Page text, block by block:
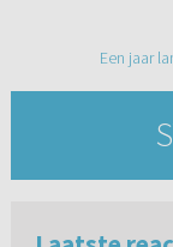
Een jaar